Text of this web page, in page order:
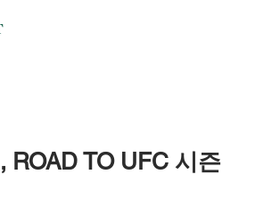
ROAD TO UFC 시즌